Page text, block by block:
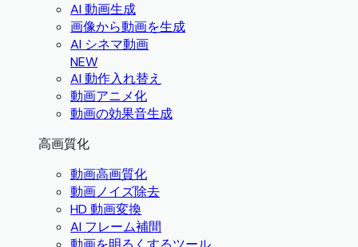
AI 動画生成
画像から動画を生成
AI シネマ動画
NEW
AI 動作入れ替え
動画アニメ化
動画の効果音生成
高画質化
動画高画質化
動画ノイズ除去
HD 動画変換
AI フレーム補間